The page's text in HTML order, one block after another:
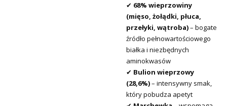
✔ 68% wieprzowiny
(mięso, żołądki, płuca,
przełyki, wątroba)– bogate
źródło pełnowartościowego
białka i niezbędnych
aminokwasów
✔ Bulion wieprzowy
(28,6%)– intensywny smak,
który pobudza apetyt